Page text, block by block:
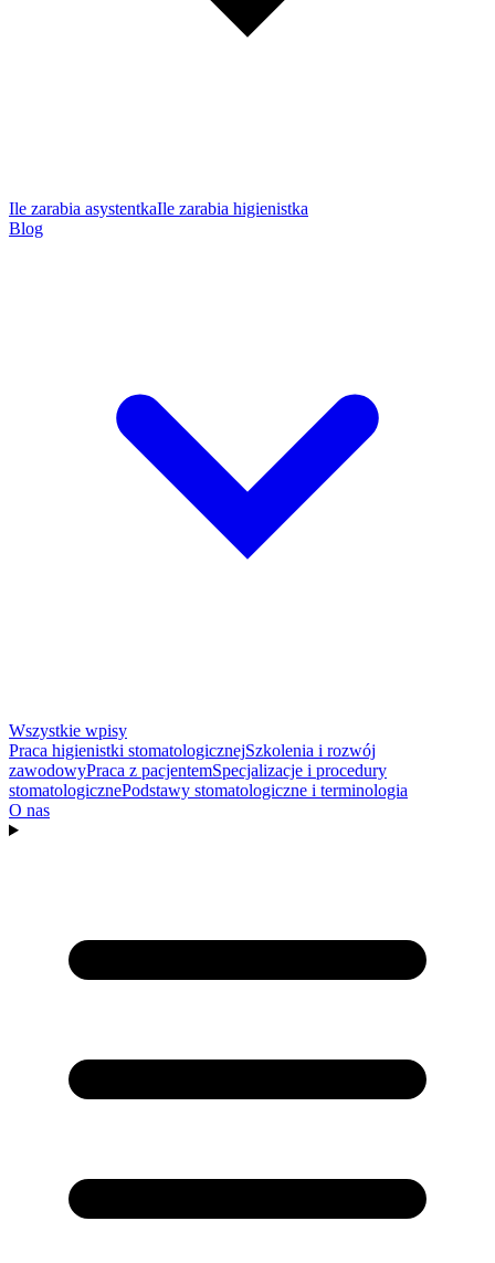
Ile zarabia asystentkaIle zarabia higienistka
Blog
Wszystkie wpisy
Praca higienistki stomatologicznejSzkolenia i rozwój
zawodowyPraca z pacjentemSpecjalizacje i procedury
stomatologicznePodstawy stomatologiczne i terminologia
O nas